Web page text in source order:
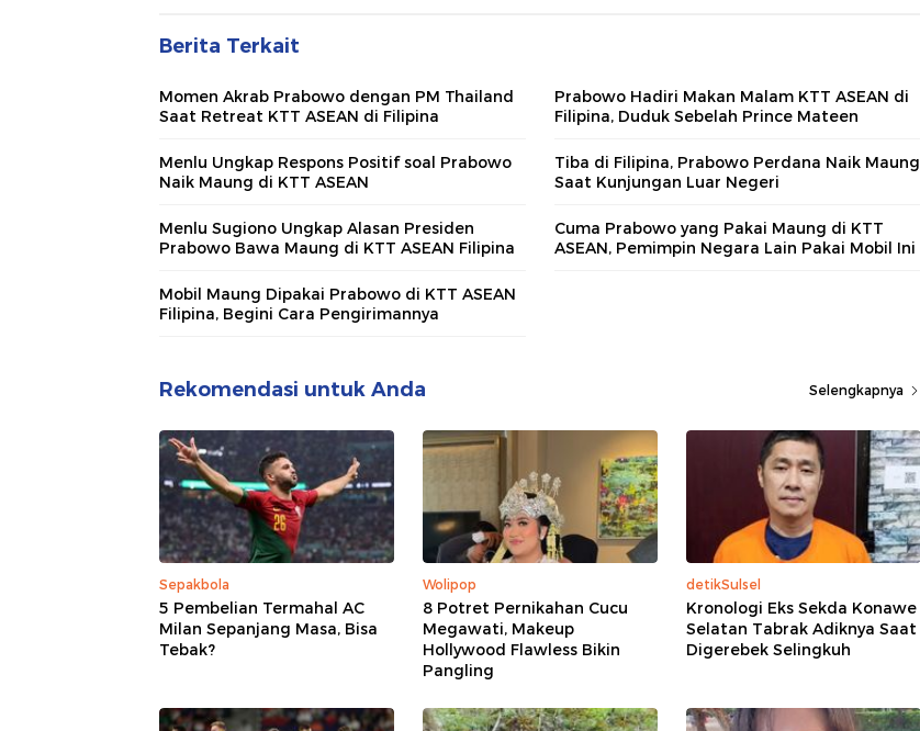
Berita Terkait
Momen Akrab Prabowo dengan PM Thailand
Saat Retreat KTT ASEAN di Filipina
Prabowo Hadiri Makan Malam KTT ASEAN di
Filipina, Duduk Sebelah Prince Mateen
Menlu Ungkap Respons Positif soal Prabowo
Naik Maung di KTT ASEAN
Tiba di Filipina, Prabowo Perdana Naik Maung
Saat Kunjungan Luar Negeri
Menlu Sugiono Ungkap Alasan Presiden
Prabowo Bawa Maung di KTT ASEAN Filipina
Cuma Prabowo yang Pakai Maung di KTT
ASEAN, Pemimpin Negara Lain Pakai Mobil Ini
Mobil Maung Dipakai Prabowo di KTT ASEAN
Filipina, Begini Cara Pengirimannya
Rekomendasi untuk Anda Selengkapnya
Sepakbola
5 Pembelian Termahal AC
Milan Sepanjang Masa, Bisa
Tebak?
Wolipop
8 Potret Pernikahan Cucu
Megawati, Makeup
Hollywood Flawless Bikin
Pangling
detikSulsel
Kronologi Eks Sekda Konawe
Selatan Tabrak Adiknya Saat
Digerebek Selingkuh